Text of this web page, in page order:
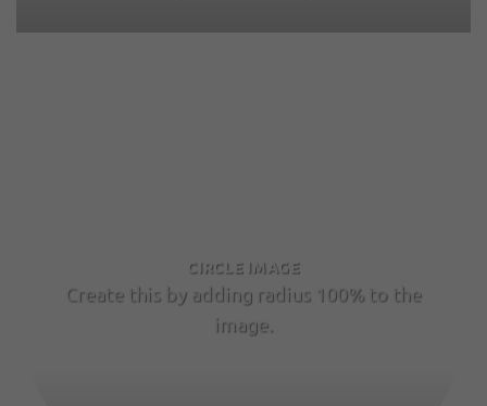
CIRCLE IMAGE
Create this by adding radius 100% to the
image.